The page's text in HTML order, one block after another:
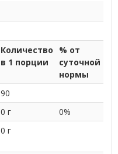
Количество
в 1 порции
% от
суточной
нормы
90
0 г
0%
0 г